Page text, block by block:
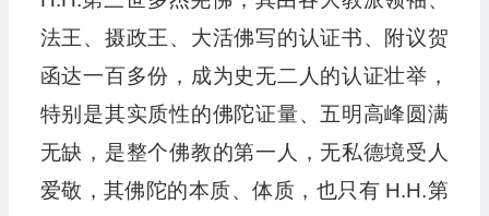
法王、摄政王、大活佛写的认证书、附议贺
函达一百多份，成为史无二人的认证壮举，
特别是其实质性的佛陀证量、五明高峰圆满
无缺，是整个佛教的第一人，无私德境受人
爱敬，其佛陀的本质、体质，也只有 H.H.第